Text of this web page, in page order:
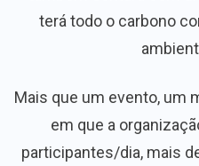
terá todo o carbono
Mais que um evento, um
em que a
participantes/dia, mais